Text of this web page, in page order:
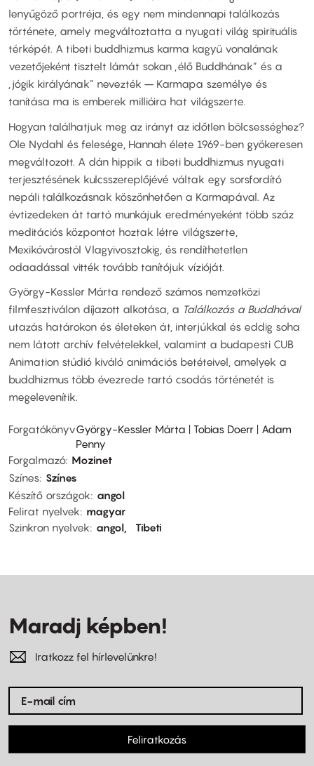
lenyűgöző portréja, és egy nem mindennapi találkozás
története, amely megváltoztatta a nyugati világ spirituális
térképét. A tibeti buddhizmus karma kagyü vonalának
vezetőjeként tisztelt lámát sokan „élő Buddhának” és a
„jógik királyának” nevezték – Karmapa személye és
tanítása ma is emberek millióira hat világszerte.
Hogyan találhatjuk meg az irányt az időtlen bölcsességhez?
Ole Nydahl és felesége, Hannah élete 1969-ben gyökeresen
megváltozott. A dán hippik a tibeti buddhizmus nyugati
terjesztésének kulcsszereplőjévé váltak egy sorsfordító
nepáli találkozásnak köszönhetően a Karmapával. Az
évtizedeken át tartó munkájuk eredményeként több száz
meditációs központot hoztak létre világszerte,
Mexikóvárostól Vlagyivosztokig, és rendíthetetlen
odaadással vitték tovább tanítójuk vízióját.
György-Kessler Márta rendező számos nemzetközi
filmfesztiválon díjazott alkotása, a Találkozás a Buddhával
utazás határokon és életeken át, interjúkkal és eddig soha
nem látott archív felvételekkel, valamint a budapesti CUB
Animation stúdió kiváló animációs betéteivel, amelyek a
buddhizmus több évezrede tartó csodás történetét is
megelevenítik.
ForgatókönyvGyörgy-Kessler Márta | Tobias Doerr | Adam
Penny
Forgalmazó Mozinet
Színes Színes
Készítő országok
angol
Felirat nyelvek
magyar
Szinkron nyelvek
angol Tibeti
Maradj képben!
Iratkozz fel hírlevelünkre!
Feliratkozás